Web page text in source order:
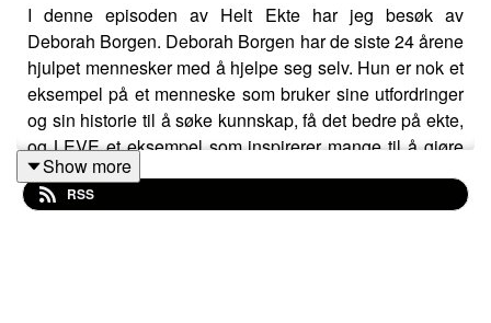
I denne episoden av Helt Ekte har jeg besøk av
Deborah Borgen. Deborah Borgen har de siste 24 årene
hjulpet mennesker med å hjelpe seg selv. Hun er nok et
eksempel på et menneske som bruker sine utfordringer
og sin historie til å søke kunnskap, få det bedre på ekte,
og LEVE et eksempel som inspirerer mange til å gjøre
endringer i sitt liv.
Hør om reisen fra å være en kjent TV profil i
Show more
RSS